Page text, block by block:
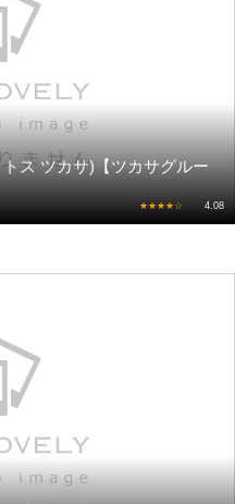
ス ツカサ)【ツカサグルー
★★★★☆ 4.08